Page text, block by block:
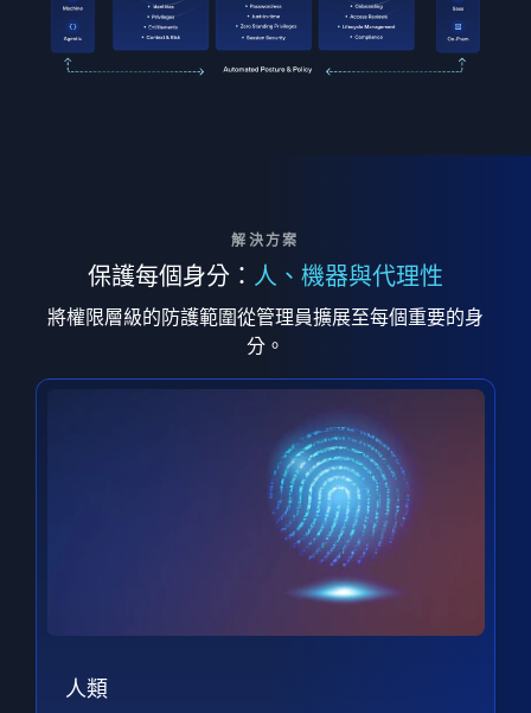
解決方案
保護每個身分： 人、機器與代理性
將權限層級的防護範圍從管理員擴展至每個重要的身
分。
人類